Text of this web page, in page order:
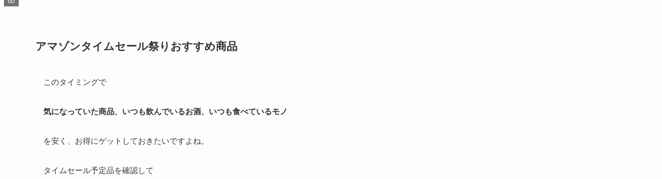
アマゾンタイムセール祭りおすすめ商品
このタイミングで
気になっていた商品、いつも飲んでいるお酒、いつも食べているモノ
を安く、お得にゲットしておきたいですよね。
タイムセール予定品を確認して